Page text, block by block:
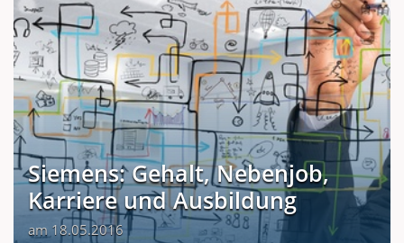
Siemens: Gehalt, Nebenjob,
Karriere und Ausbildung
am 18.05.2016